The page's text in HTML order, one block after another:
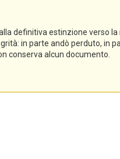
definitiva estinzione verso
in parte andò perduto, in
conserva alcun documento.